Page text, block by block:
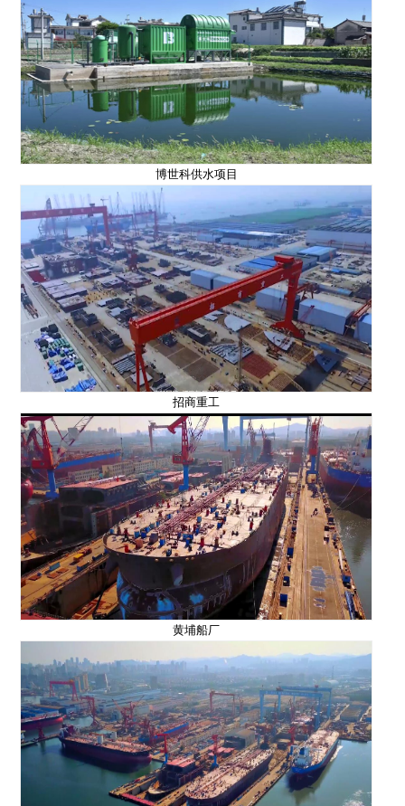
博世科供水项目
招商重工
黄埔船厂